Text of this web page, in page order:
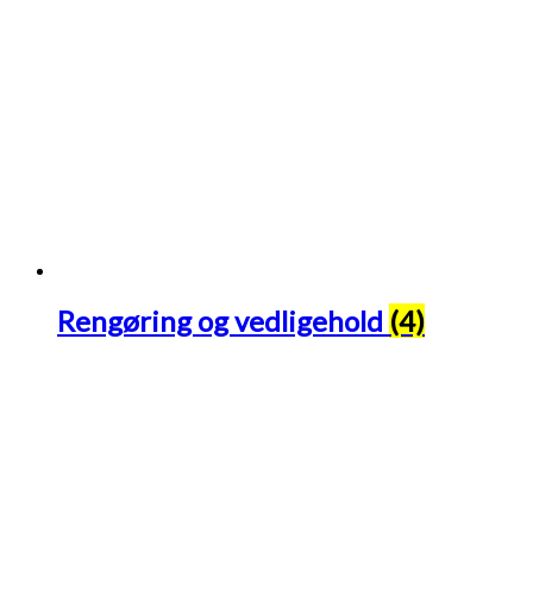
Rengøring og vedligehold (4)